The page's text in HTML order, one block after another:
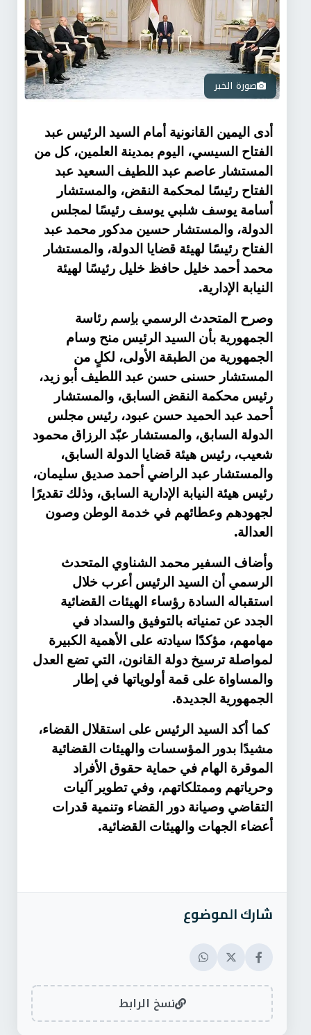
صورة الخبر
أدى اليمين القانونية أمام السيد الرئيس عبد
الفتاح السيسي، اليوم بمدينة العلمين، كل من
المستشار عاصم عبد اللطيف السعيد عبد
الفتاح رئيسًا لمحكمة النقض، والمستشار
أسامة يوسف شلبي يوسف رئيسًا لمجلس
الدولة، والمستشار حسين مدكور محمد عبد
الفتاح رئيسًا لهيئة قضايا الدولة، والمستشار
محمد أحمد خليل حافظ خليل رئيسًا لهيئة
النيابة الإدارية.
وصرح المتحدث الرسمي باِسم رئاسة
الجمهورية بأن السيد الرئيس منح وسام
الجمهورية من الطبقة الأولى، لكلٍ من
المستشار حسنى حسن عبد اللطيف أبو زيد،
رئيس محكمة النقض السابق، والمستشار
أحمد عبد الحميد حسن عبود، رئيس مجلس
الدولة السابق، والمستشار عبّد الرزاق محمود
شعيب، رئيس هيئة قضايا الدولة السابق،
والمستشار عبد الراضي أحمد صديق سليمان،
رئيس هيئة النيابة الإدارية السابق، وذلك تقديرًا
لجهودهم وعطائهم في خدمة الوطن وصون
العدالة.
وأضاف السفير محمد الشناوي المتحدث
الرسمي أن السيد الرئيس أعرب خلال
استقباله السادة رؤساء الهيئات القضائية
الجدد عن تمنياته بالتوفيق والسداد في
مهامهم، مؤكدًا سيادته على الأهمية الكبيرة
لمواصلة ترسيخ دولة القانون، التي تضع العدل
والمساواة على قمة أولوياتها في إطار
الجمهورية الجديدة.
كما أكد السيد الرئيس على استقلال القضاء،
مشيدًا بدور المؤسسات والهيئات القضائية
الموقرة الهام في حماية حقوق الأفراد
وحرياتهم وممتلكاتهم، وفي تطوير آليات
التقاضي وصيانة دور القضاء وتنمية قدرات
أعضاء الجهات والهيئات القضائية.
شارك الموضوع
نسخ الرابط